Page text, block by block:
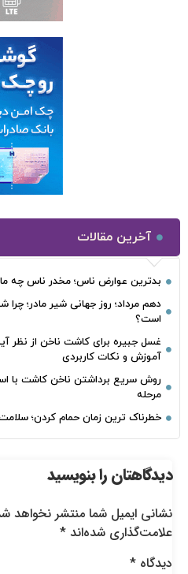
آخرین مقالات
بدترین عوارض ناس؛ مخدر ناس چه
دهم مرداد؛ روز جهانی شیر مادر؛ چرا
است؟
غسل جبیره برای کاشت ناخن از نظر آیت
آموزش و نکات کاربردی
روش سریع برداشتن ناخن کاشت با
مرحله
خطرناک‌ ترین زمان‌ حمام کردن؛ سلامت
دیدگاهتان را بنویسید
نشانی ایمیل شما منتشر نخواهد شد.
علامت‌گذاری شده‌اند*
دیدگاه*